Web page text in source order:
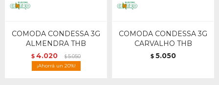
COMODA CONDESSA 3G
ALMENDRA THB
$ 4.020 $5.050
20
COMODA CONDESSA 3G
CARVALHO THB
$ 5.050